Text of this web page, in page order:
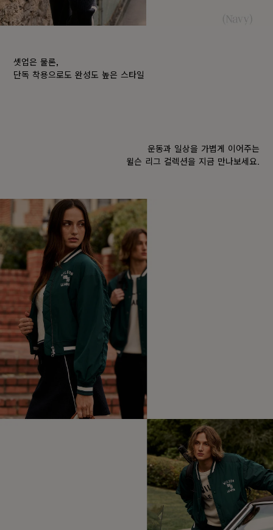
셋업은 물론,
단독 착용으로도 완성도 높은 스타일
운동과 일상을 가볍게 이어주는
윌슨 리그 컬렉션을 지금 만나보세요.